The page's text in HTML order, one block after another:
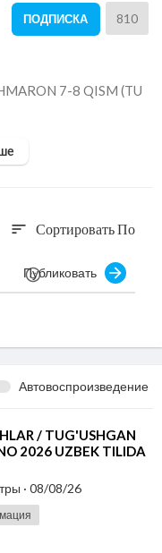
ПОДПИСКА 810
7-8 QISM (TU
sort Сортировать По
Публиковать
Автовоспроизведение
/ TUG'USHGAN
2026 UZBEK TILIDA
· 08/08/26